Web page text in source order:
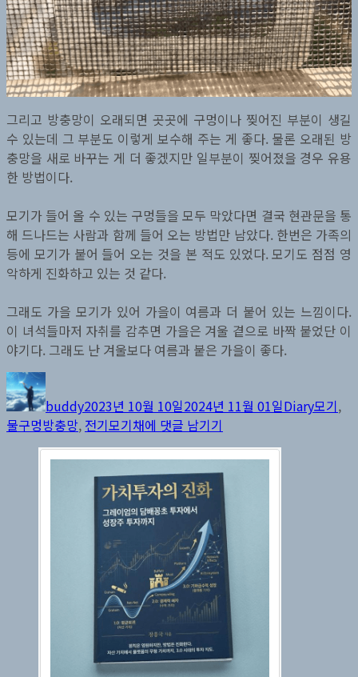
그리고 방충망이 오래되면 곳곳에 구멍이나 찢어진 부분이 생길
수 있는데 그 부분도 이렇게 보수해 주는 게 좋다. 물론 오래된 방
충망을 새로 바꾸는 게 더 좋겠지만 일부분이 찢어졌을 경우 유용
한 방법이다.
모기가 들어 올 수 있는 구멍들을 모두 막았다면 결국 현관문을 통
해 드나드는 사람과 함께 들어 오는 방법만 남았다. 한번은 가족의
등에 모기가 붙어 들어 오는 것을 본 적도 있었다. 모기도 점점 영
악하게 진화하고 있는 것 같다.
그래도 가을 모기가 있어 가을이 여름과 더 붙어 있는 느낌이다.
이 녀석들마저 자취를 감추면 가을은 겨울 곁으로 바짝 붙었단 이
야기다. 그래도 난 겨울보다 여름과 붙은 가을이 좋다.
글
쓴
이
buddy성
일
자
2023년 10월 10일2024년 11월 01일테
고
Diary그
모기,
물구멍방충망, 전기모기채가
을
모
기
전
기
기
채
와
구
멍
에 댓글 남기기